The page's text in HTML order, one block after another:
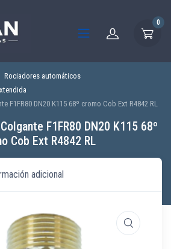
0
Rociadores automáticos
F1FR80 DN20 K115 68º cromo Cob Ext R4842 RL
F1FR80 DN20 K115 68º
Cob Ext R4842 RL
adicional